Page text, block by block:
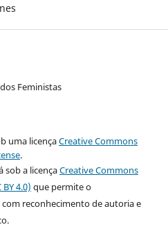
Feministas
uma licençaCreative Commons
.
sob a licençaCreative Commons
4.0) que permite o
reconhecimento de autoria e